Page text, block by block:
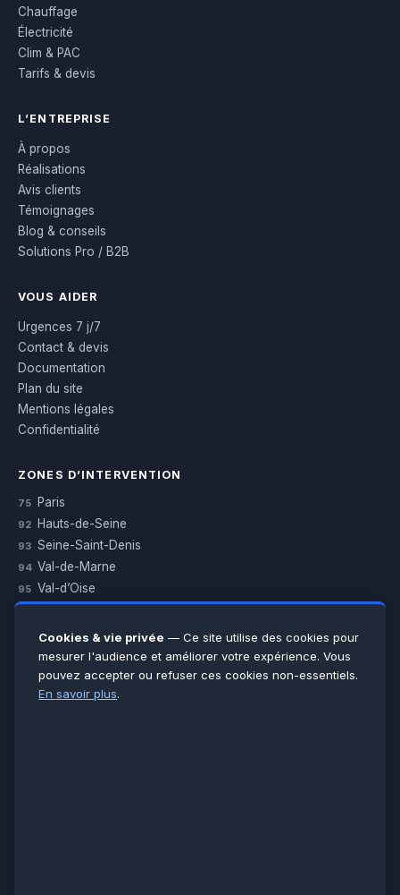
Chauffage
Électricité
Clim & PAC
Tarifs & devis
L’ENTREPRISE
À propos
Réalisations
Avis clients
Témoignages
Blog & conseils
Solutions Pro / B2B
VOUS AIDER
Urgences 7 j/7
Contact & devis
Documentation
Plan du site
Mentions légales
Confidentialité
ZONES D’INTERVENTION
75 Paris
92 Hauts-de-Seine
93 Seine-Saint-Denis
94 Val-de-Marne
95 Val-d’Oise
Essonne
Seine-et-Marne
Voir toutes les villes →
Cookies & vie privée — Ce site utilise des cookies pour
mesurer l'audience et améliorer votre expérience. Vous
pouvez accepter ou refuser ces cookies non-essentiels.
En savoir plus.